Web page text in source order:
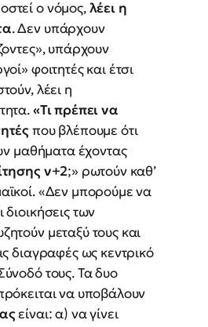
ο νόμος,λέει η
. Δεν υπάρχουν
υπάρχουν
φοιτητές και έτσι
λέει η
«Τι πρέπει να
που βλέπουμε ότι
μαθήματα έχοντας
ν+2;» ρωτούν καθ’
«Δεν μπορούμε να
των
μεταξύ τους και
διαγραφές ως κεντρικό
τους. Τα δυο
να υποβάλουν
είναι: α) να γίνει